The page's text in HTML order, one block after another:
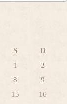
S
D
1
2
8
9
15
16